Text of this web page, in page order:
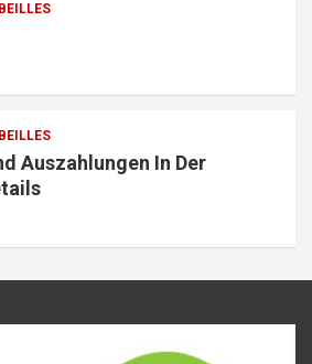
Auszahlungen In Der